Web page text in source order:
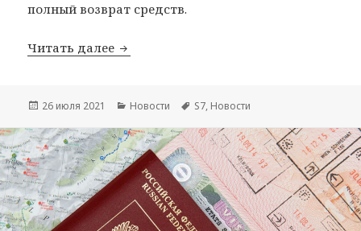
полный возврат средств.
Читать далее Авиакомпания S7 запустила услугу
Опубликовано
26 июля 2021 Рубрики
Новости Метки
S7, Новости